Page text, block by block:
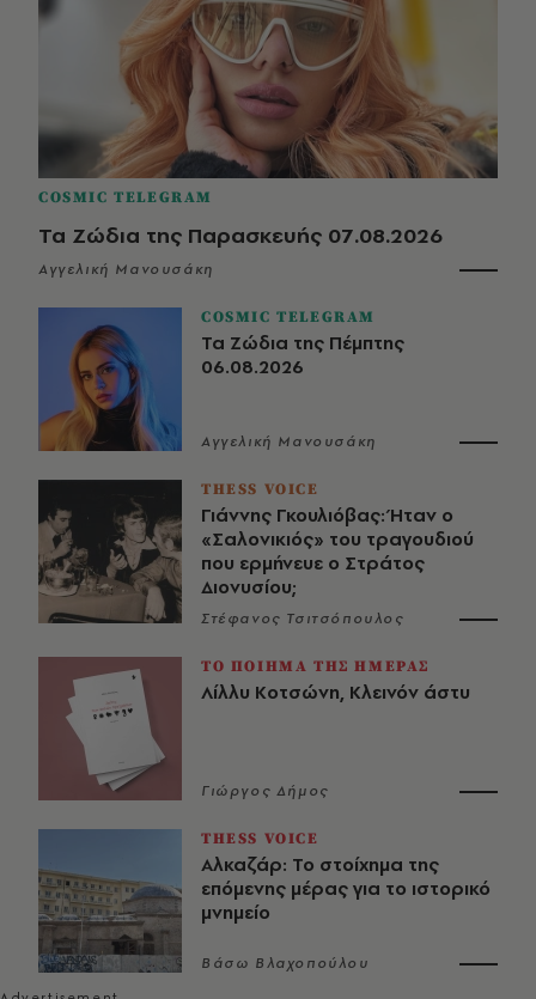
COSMIC TELEGRAM
Τα Ζώδια της Παρασκευής 07.08.2026
Αγγελική Μανουσάκη
COSMIC TELEGRAM
Τα Ζώδια της Πέμπτης
06.08.2026
Αγγελική Μανουσάκη
THESS VOICE
Γιάννης Γκουλιόβας: Ήταν ο
«Σαλονικιός» του τραγουδιού
που ερμήνευε ο Στράτος
Διονυσίου;
Στέφανος Τσιτσόπουλος
ΤΟ ΠΟΙΗΜΑ ΤΗΣ ΗΜΕΡΑΣ
Λίλλυ Κοτσώνη, Κλεινόν άστυ
Γιώργος Δήμος
THESS VOICE
Αλκαζάρ: Το στοίχημα της
επόμενης μέρας για το ιστορικό
μνημείο
Βάσω Βλαχοπούλου